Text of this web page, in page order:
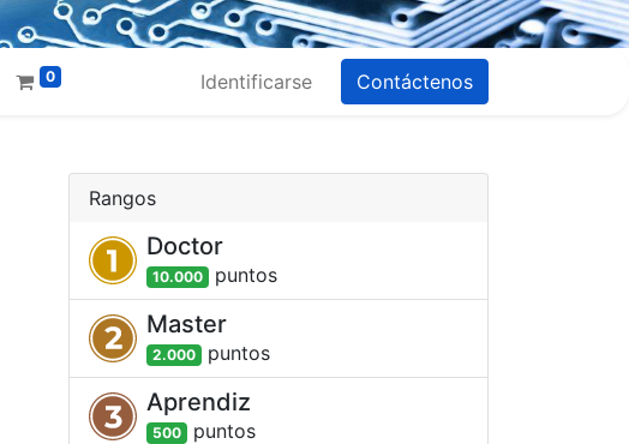
0 Identificarse Contáctenos
Rangos
Doctor
10.000 puntos
Master
2.000 puntos
Aprendiz
500 puntos